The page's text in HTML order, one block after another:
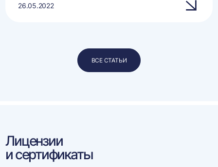
26.05.2022
ВСЕ СТАТЬИ
Лицензии
и сертификаты